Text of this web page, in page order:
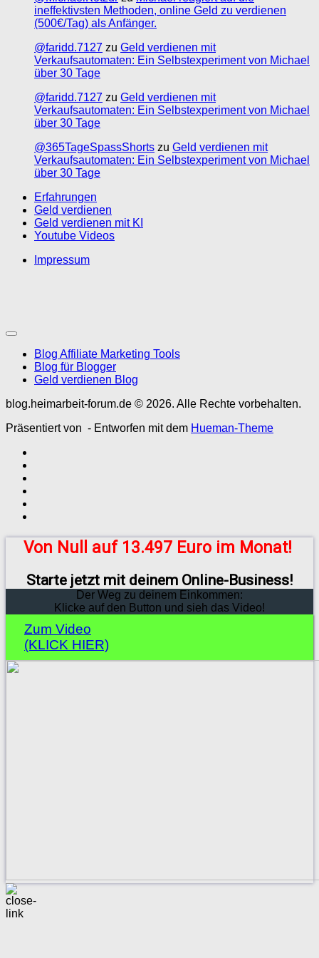
ineffektivsten Methoden, online Geld zu verdienen
(500€/Tag) als Anfänger.
@faridd.7127 zu Geld verdienen mit
Verkaufsautomaten: Ein Selbstexperiment von Michael
über 30 Tage
@faridd.7127 zu Geld verdienen mit
Verkaufsautomaten: Ein Selbstexperiment von Michael
über 30 Tage
@365TageSpassShorts zu Geld verdienen mit
Verkaufsautomaten: Ein Selbstexperiment von Michael
über 30 Tage
Erfahrungen
Geld verdienen
Geld verdienen mit KI
Youtube Videos
Impressum
Blog Affiliate Marketing Tools
Blog für Blogger
Geld verdienen Blog
blog.heimarbeit-forum.de © 2026. Alle Rechte vorbehalten.
Präsentiert von - Entworfen mit dem Hueman-Theme
Von Null auf 13.497 Euro im Monat!
Starte jetzt mit deinem Online-Business!
Der Weg zu deinem Einkommen:
Klicke auf den Button und sieh das Video!
Zum Video
(KLICK HIER)